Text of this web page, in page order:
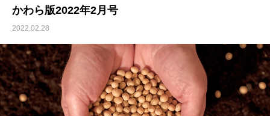
かわら版2022年2月号
2022.02.28